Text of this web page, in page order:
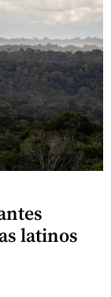
latinos